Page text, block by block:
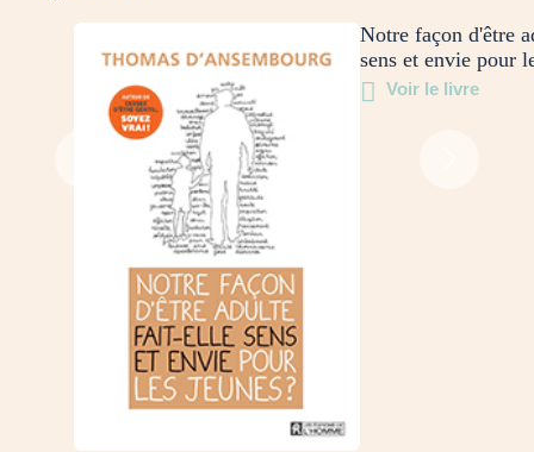
Notre façon d'être
sens et envie pour
Voir le livre